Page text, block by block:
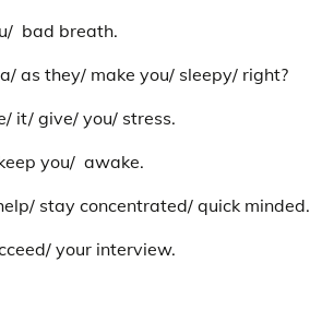
bad breath.
as they/ make you/ sleepy/ right?
it/ give/ you/ stress.
you/ awake.
stay concentrated/ quick minded.
your interview.